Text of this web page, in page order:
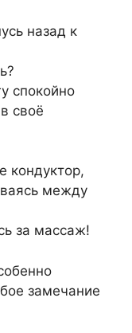
назад к
спокойно
своё
кондуктор,
между
за массаж!
замечание